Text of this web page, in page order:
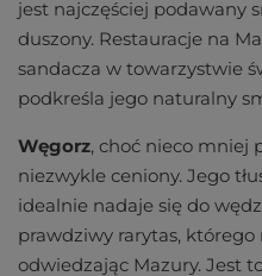
jest najczęściej podawany
duszony. Restauracje na
sandacza w towarzystwie
podkreśla jego naturalny
Węgorz, choć nieco mniej
niezwykle ceniony. Jego
idealnie nadaje się do
prawdziwy rarytas,
odwiedzając Mazury. Jest